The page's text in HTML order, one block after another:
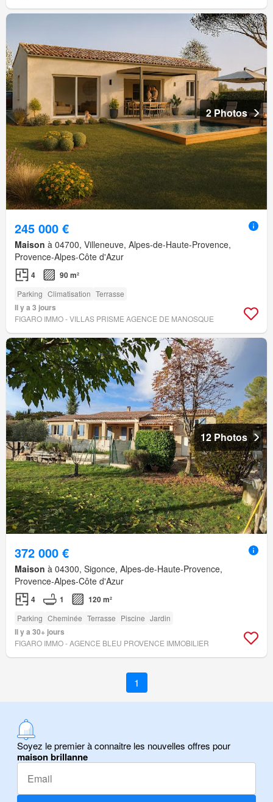
2 Photos
245 000 €
Maison à 04700, Villeneuve, Alpes-de-Haute-Provence,
Provence-Alpes-Côte d'Azur
4 90 m²
Parking Climatisation Terrasse
Il y a 3 jours
FIGARO IMMO - VILLAS PRISME AGENCE DE MANOSQUE
12 Photos
372 000 €
Maison à 04300, Sigonce, Alpes-de-Haute-Provence,
Provence-Alpes-Côte d'Azur
4 1 120 m²
Parking Cheminée Terrasse Piscine Jardin
Il y a 30+ jours
FIGARO IMMO - AGENCE BLEU PROVENCE IMMOBILIER
1
Soyez le premier à connaitre les nouvelles offres pour
maison brillanne